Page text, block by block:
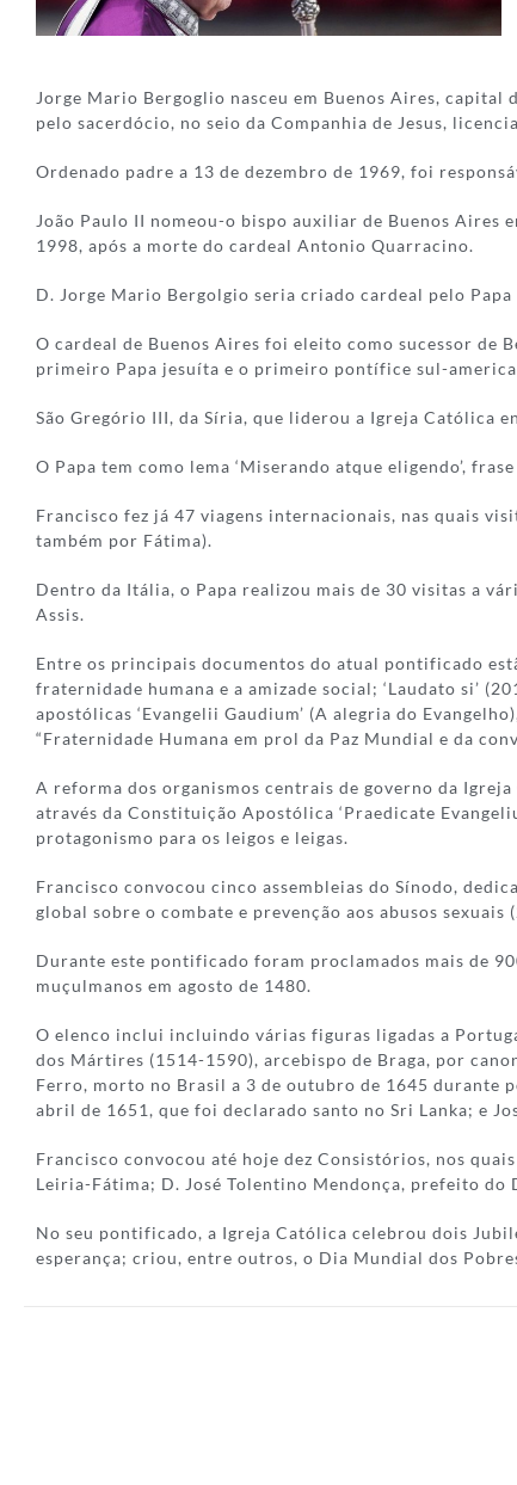
Jorge Mario Bergoglio nasceu em Buenos Aires,
pelo sacerdócio, no seio da Companhia de Jesus,
Ordenado padre a 13 de dezembro de 1969, foi
João Paulo II nomeou-o bispo auxiliar de Buenos Aires
1998, após a morte do cardeal Antonio Quarracino.
D. Jorge Mario Bergolgio seria criado cardeal pelo
O cardeal de Buenos Aires foi eleito como sucessor de
primeiro Papa jesuíta e o primeiro pontífice sul-
São Gregório III, da Síria, que liderou a Igreja Católica
O Papa tem como lema ‘Miserando atque eligendo’,
Francisco fez já 47 viagens internacionais, nas quais
também por Fátima).
Dentro da Itália, o Papa realizou mais de 30 visitas a
Assis.
Entre os principais documentos do atual pontificado
fraternidade humana e a amizade social; ‘Laudato si’
apostólicas ‘Evangelii Gaudium’ (A alegria do
“Fraternidade Humana em prol da Paz Mundial e da
A reforma dos organismos centrais de governo da
através da Constituição Apostólica ‘Praedicate
protagonismo para os leigos e leigas.
Francisco convocou cinco assembleias do Sínodo,
global sobre o combate e prevenção aos abusos sexuais
Durante este pontificado foram proclamados mais de
muçulmanos em agosto de 1480.
O elenco inclui incluindo várias figuras ligadas a
dos Mártires (1514-1590), arcebispo de Braga, por
Ferro, morto no Brasil a 3 de outubro de 1645 durante
abril de 1651, que foi declarado santo no Sri Lanka; e
Francisco convocou até hoje dez Consistórios, nos
Leiria-Fátima; D. José Tolentino Mendonça, prefeito do
No seu pontificado, a Igreja Católica celebrou dois
esperança; criou, entre outros, o Dia Mundial dos